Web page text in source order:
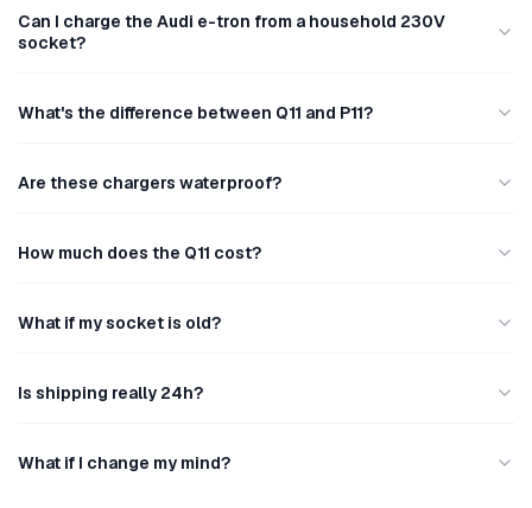
Can I charge the Audi e-tron from a household 230V
socket?
What's the difference between Q11 and P11?
Are these chargers waterproof?
How much does the Q11 cost?
What if my socket is old?
Is shipping really 24h?
What if I change my mind?